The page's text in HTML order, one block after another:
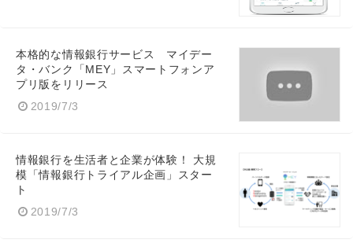
本格的な情報銀行サービス マイデー
タ・バンク「MEY」スマートフォンア
プリ版をリリース
2019/7/3
情報銀行を生活者と企業が体験！ 大規
模「情報銀行トライアル企画」スター
ト
2019/7/3